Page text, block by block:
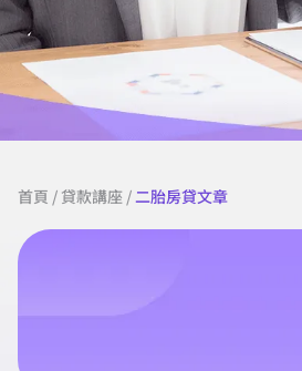
首頁 / 貸款講座 /二胎房貸文章